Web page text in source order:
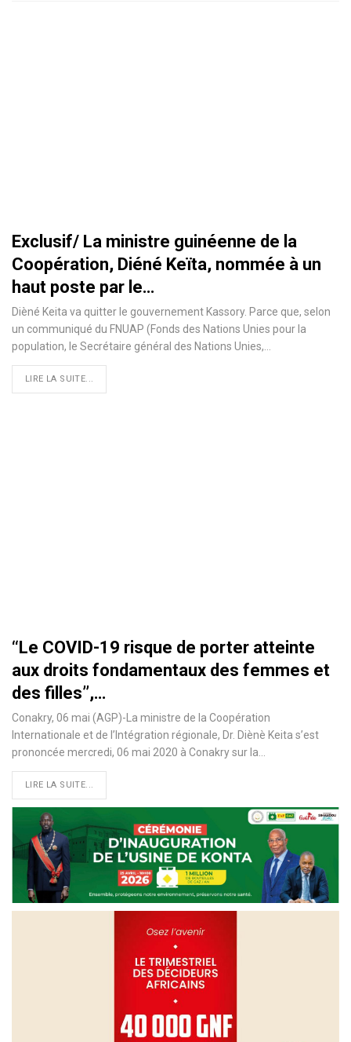
Exclusif/ La ministre guinéenne de la
Coopération, Diéné Keïta, nommée à un
haut poste par le…
Dièné Keita va quitter le gouvernement Kassory. Parce que, selon
un communiqué du FNUAP (Fonds des Nations Unies pour la
population, le Secrétaire général des Nations Unies,
LIRE LA SUITE...
‘‘Le COVID-19 risque de porter atteinte
aux droits fondamentaux des femmes et
des filles’’,…
Conakry, 06 mai (AGP)-La ministre de la Coopération
Internationale et de l’Intégration régionale, Dr. Diènè Keita s’est
prononcée mercredi, 06 mai 2020 à Conakry sur la…
LIRE LA SUITE...